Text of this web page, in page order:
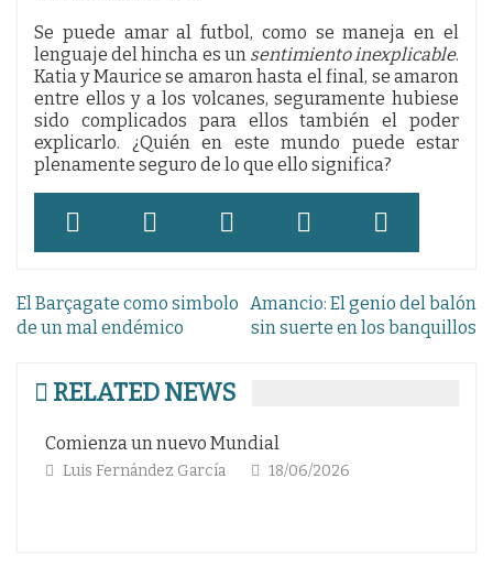
Se puede amar al futbol, como se maneja en el
lenguaje del hincha es un sentimiento inexplicable.
Katia y Maurice se amaron hasta el final, se amaron
entre ellos y a los volcanes, seguramente hubiese
sido complicados para ellos también el poder
explicarlo. ¿Quién en este mundo puede estar
plenamente seguro de lo que ello significa?
Navegación
de
El Barçagate como simbolo
de un mal endémico
Amancio: El genio del balón
sin suerte en los banquillos
RELATED NEWS
un nuevo Mundial
García 18/06/2026